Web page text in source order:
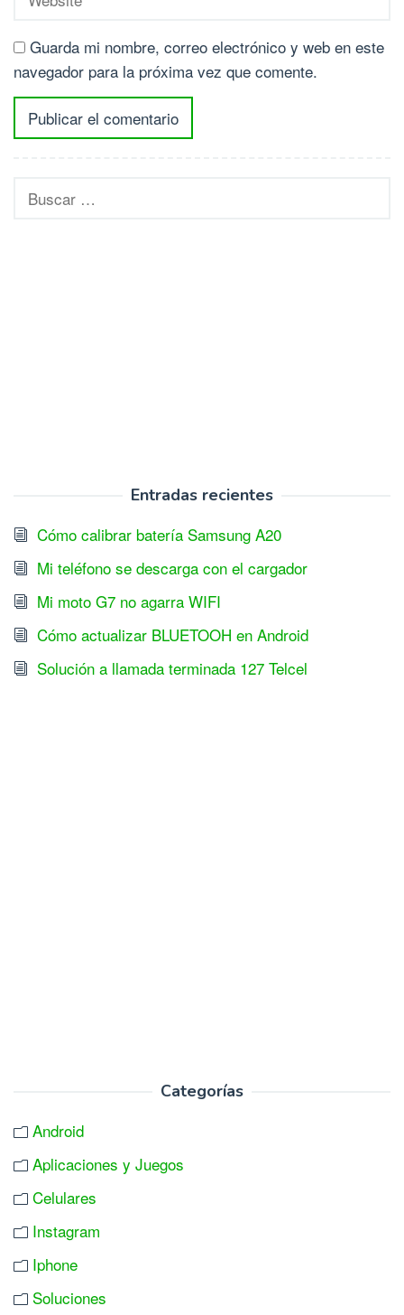
Guarda mi nombre, correo electrónico y web en este
navegador para la próxima vez que comente.
Buscar:
Entradas recientes
Cómo calibrar batería Samsung A20
Mi teléfono se descarga con el cargador
Mi moto G7 no agarra WIFI
Cómo actualizar BLUETOOH en Android
Solución a llamada terminada 127 Telcel
Categorías
Android
Aplicaciones y Juegos
Celulares
Instagram
Iphone
Soluciones